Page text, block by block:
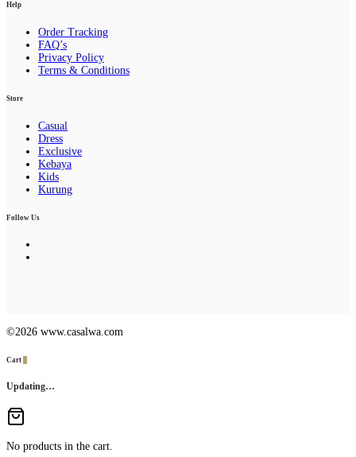
Help
Order Tracking
FAQ’s
Privacy Policy
Terms & Conditions
Store
Casual
Dress
Exclusive
Kebaya
Kids
Kurung
Follow Us
©2026 www.casalwa.com
Cart
Updating…
No products in the cart.